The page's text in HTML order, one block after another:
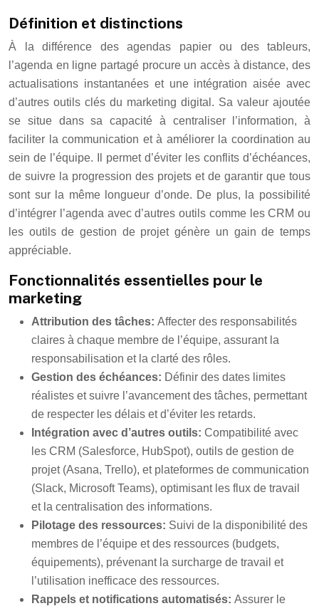
Définition et distinctions
À la différence des agendas papier ou des tableurs,
l’agenda en ligne partagé procure un accès à distance, des
actualisations instantanées et une intégration aisée avec
d’autres outils clés du marketing digital. Sa valeur ajoutée
se situe dans sa capacité à centraliser l’information, à
faciliter la communication et à améliorer la coordination au
sein de l’équipe. Il permet d’éviter les conflits d’échéances,
de suivre la progression des projets et de garantir que tous
sont sur la même longueur d’onde. De plus, la possibilité
d’intégrer l’agenda avec d’autres outils comme les CRM ou
les outils de gestion de projet génère un gain de temps
appréciable.
Fonctionnalités essentielles pour le
marketing
Attribution des tâches: Affecter des responsabilités
claires à chaque membre de l’équipe, assurant la
responsabilisation et la clarté des rôles.
Gestion des échéances: Définir des dates limites
réalistes et suivre l’avancement des tâches, permettant
de respecter les délais et d’éviter les retards.
Intégration avec d’autres outils: Compatibilité avec
les CRM (Salesforce, HubSpot), outils de gestion de
projet (Asana, Trello), et plateformes de communication
(Slack, Microsoft Teams), optimisant les flux de travail
et la centralisation des informations.
Pilotage des ressources: Suivi de la disponibilité des
membres de l’équipe et des ressources (budgets,
équipements), prévenant la surcharge de travail et
l’utilisation inefficace des ressources.
Rappels et notifications automatisés: Assurer le